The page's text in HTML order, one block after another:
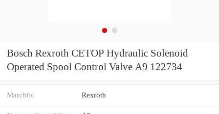
Bosch Rexroth CETOP Hydraulic Solenoid
Operated Spool Control Valve A9 122734
Marchio: Rexroth